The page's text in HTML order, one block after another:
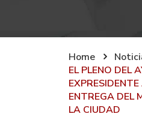
Home
EL PLENO DEL
ENTREGA DEL
LA CIUDAD